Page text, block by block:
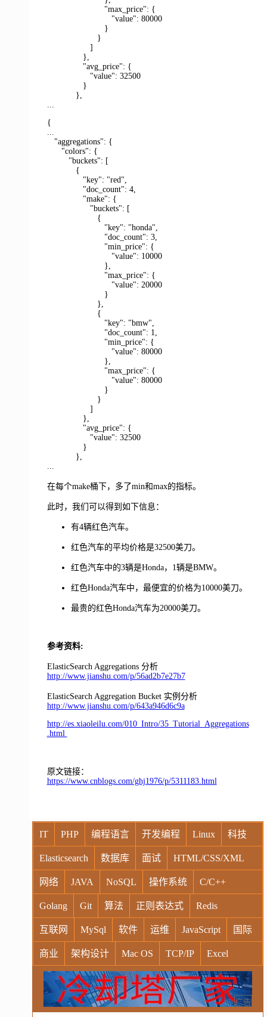
"max_price": {
"value": 80000
}
}
]
},
"avg_price": {
"value": 32500
}
},
...
{
...
"aggregations": {
"colors": {
"buckets": [
{
"key": "red",
"doc_count": 4,
"make": {
"buckets": [
{
"key": "honda",
"doc_count": 3,
"min_price": {
"value": 10000
},
"max_price": {
"value": 20000
}
},
{
"key": "bmw",
"doc_count": 1,
"min_price": {
"value": 80000
},
"max_price": {
"value": 80000
}
}
]
},
"avg_price": {
"value": 32500
}
},
...
在每个make桶下，多了min和max的指标。
此时，我们可以得到如下信息：
有4辆红色汽车。
红色汽车的平均价格是32500美刀。
红色汽车中的3辆是Honda，1辆是BMW。
红色Honda汽车中，最便宜的价格为10000美刀。
最贵的红色Honda汽车为20000美刀。
参考资料:
ElasticSearch Aggregations 分析
http://www.jianshu.com/p/56ad2b7e27b7
ElasticSearch Aggregation Bucket 实例分析
http://www.jianshu.com/p/643a946d6c9a
http://es.xiaoleilu.com/010_Intro/35_Tutorial_Aggregations
.html
原文链接：
https://www.cnblogs.com/ghj1976/p/5311183.html
IT PHP 编程语言 开发编程 Linux 科技
Elasticsearch 数据库 面试 HTML/CSS/XML
网络 JAVA NoSQL 操作系统 C/C++
Golang Git 算法 正则表达式 Redis
互联网 MySql 软件 运维 JavaScript 国际
商业 架构设计 Mac OS TCP/IP Excel
Windows Oracle Socket VR Vim
MongoDB 运营 Python MemCache 硬件广告